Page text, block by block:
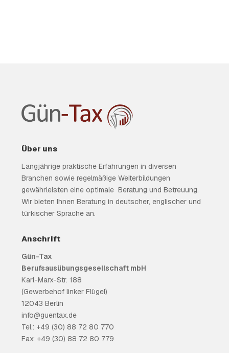
Über uns
Langjährige praktische Erfahrungen in diversen
Branchen sowie regelmäßige Weiterbildungen
gewährleisten eine optimale Beratung und Betreuung.
Wir bieten Ihnen Beratung in deutscher, englischer und
türkischer Sprache an.
Anschrift
Gün-Tax
Berufsausübungsgesellschaft mbH
Karl-Marx-Str. 188
(Gewerbehof linker Flügel)
12043 Berlin
info@guentax.de
Tel.: +49 (30) 88 72 80 770
Fax: +49 (30) 88 72 80 779